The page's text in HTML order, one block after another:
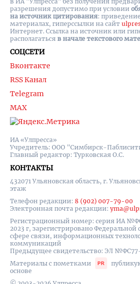
ИА «Улпресса»
Учредитель: ООО "Симбирск-
Главный редактор: Турковская О.С.
КОНТАКТЫ
432071 Ульяновская область, г.
этаж
Телефон редакции: 8 (902) 007-79-00
Электронная почта редакции:
Регистрационный номер: серия ИА
2023 г, зарегистрировано Федеральной
сфере связи, информационных
коммуникаций
Предыдущее свидетельство: ЭЛ №ФС77-
Материалы с пометками
основе
СОЦСЕТИ
Вконтакте
RSS Канал
Telegram
MAX
разрешения допустимо при условии
на источник цитирования:
материалах, гиперссылки на cайт
Интернет. Ссылка на источник или
располагаться в начале текстового